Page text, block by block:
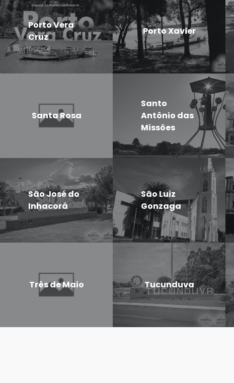
Porto Vera
Cruz
Porto Xavier
Santa Rosa
Santo
Antônio das
Missões
São José do
Inhacorá
São Luiz
Gonzaga
Três de Maio Tucunduva